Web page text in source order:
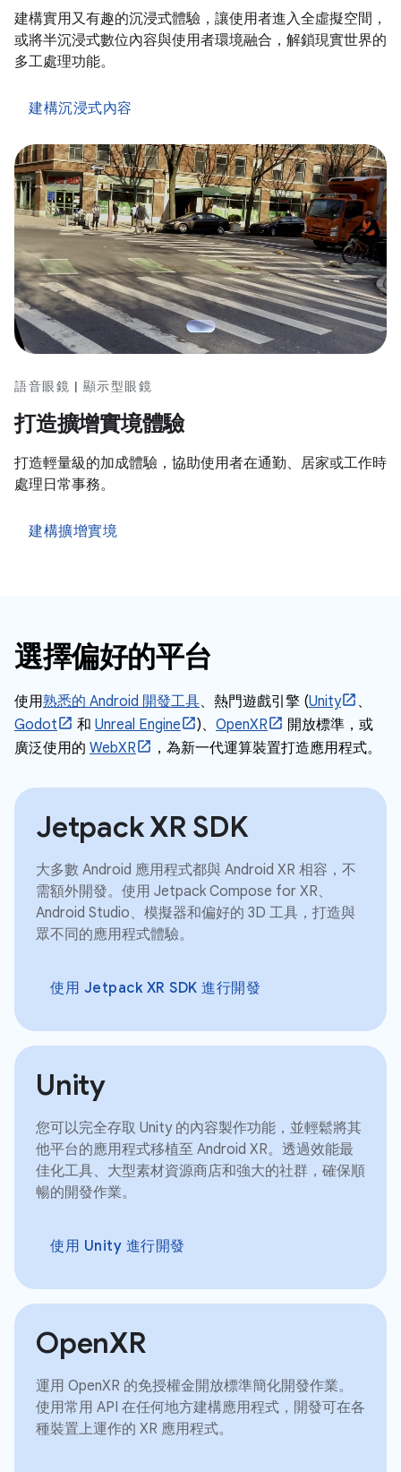
建構實用又有趣的沉浸式體驗，讓使用者進入全虛擬空間，
或將半沉浸式數位內容與使用者環境融合，解鎖現實世界的
多工處理功能。
建構沉浸式內容
語音眼鏡 | 顯示型眼鏡
打造擴增實境體驗
打造輕量級的加成體驗，協助使用者在通勤、居家或工作時
處理日常事務。
建構擴增實境
選擇偏好的平台
使用熟悉的 Android 開發工具、熱門遊戲引擎 (Unity
、
Godot
和 Unreal Engine )、 OpenXR
開放標準，或
廣泛使用的 WebXR ，為新一代運算裝置打造應用程式。
Jetpack XR SDK
大多數 Android 應用程式都與 Android XR 相容，不
需額外開發。使用 Jetpack Compose for XR、
Android Studio、模擬器和偏好的 3D 工具，打造與
眾不同的應用程式體驗。
使用 Jetpack XR SDK 進行開發
Unity
您可以完全存取 Unity 的內容製作功能，並輕鬆將其
他平台的應用程式移植至 Android XR。透過效能最
佳化工具、大型素材資源商店和強大的社群，確保順
暢的開發作業。
使用 Unity 進行開發
OpenXR
運用 OpenXR 的免授權金開放標準簡化開發作業。
使用常用 API 在任何地方建構應用程式，開發可在各
種裝置上運作的 XR 應用程式。